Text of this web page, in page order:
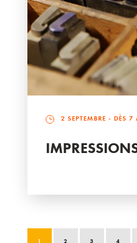
2 SEPTEMBRE - DÈS 7
1 2 3 4